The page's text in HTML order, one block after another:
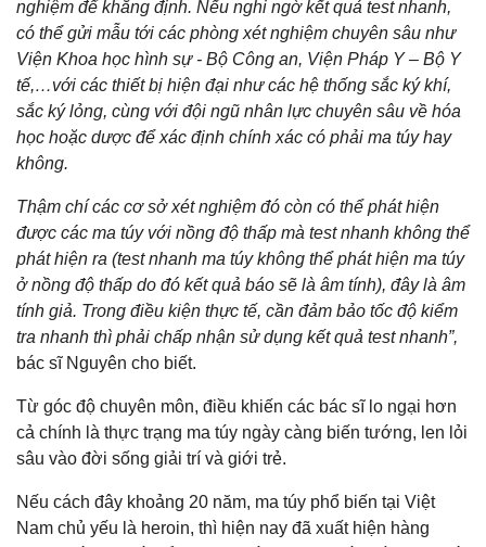
nghiệm để khẳng định. Nếu nghi ngờ kết quả test nhanh,
có thể gửi mẫu tới các phòng xét nghiệm chuyên sâu như
Viện Khoa học hình sự - Bộ Công an, Viện Pháp Y – Bộ Y
tế,…với các thiết bị hiện đại như các hệ thống sắc ký khí,
sắc ký lỏng, cùng với đội ngũ nhân lực chuyên sâu về hóa
học hoặc dược để xác định chính xác có phải ma túy hay
không.
Thậm chí các cơ sở xét nghiệm đó còn có thể phát hiện
được các ma túy với nồng độ thấp mà test nhanh không thể
phát hiện ra (test nhanh ma túy không thể phát hiện ma túy
ở nồng độ thấp do đó kết quả báo sẽ là âm tính), đây là âm
tính giả. Trong điều kiện thực tế, cần đảm bảo tốc độ kiểm
tra nhanh thì phải chấp nhận sử dụng kết quả test nhanh”,
bác sĩ Nguyên cho biết.
Từ góc độ chuyên môn, điều khiến các bác sĩ lo ngại hơn
cả chính là thực trạng ma túy ngày càng biến tướng, len lỏi
sâu vào đời sống giải trí và giới trẻ.
Nếu cách đây khoảng 20 năm, ma túy phổ biến tại Việt
Nam chủ yếu là heroin, thì hiện nay đã xuất hiện hàng